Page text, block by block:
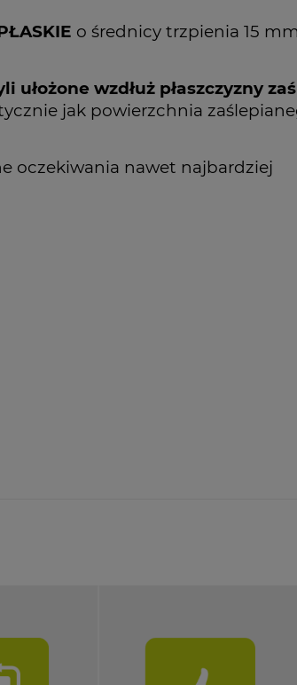
o średnicy trzpienia 15
ułożone wzdłuż płaszczyzny
jak powierzchnia
oczekiwania nawet najbardziej